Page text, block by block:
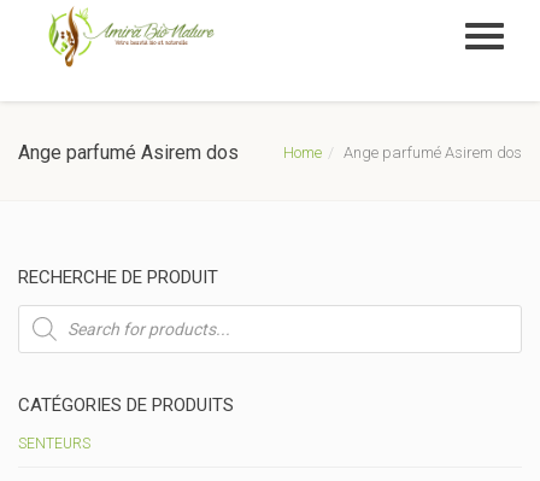
Ange parfumé Asirem dos Home Ange parfumé Asirem dos
RECHERCHE DE PRODUIT
Recherche
de
produits
CATÉGORIES DE PRODUITS
SENTEURS